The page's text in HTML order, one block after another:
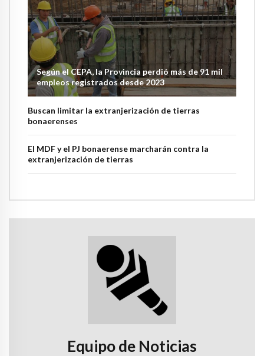
Según el CEPA, la Provincia perdió más de 91 mil
empleos registrados desde 2023
Buscan limitar la extranjerización de tierras
bonaerenses
El MDF y el PJ bonaerense marcharán contra la
extranjerización de tierras
Equipo de Noticias